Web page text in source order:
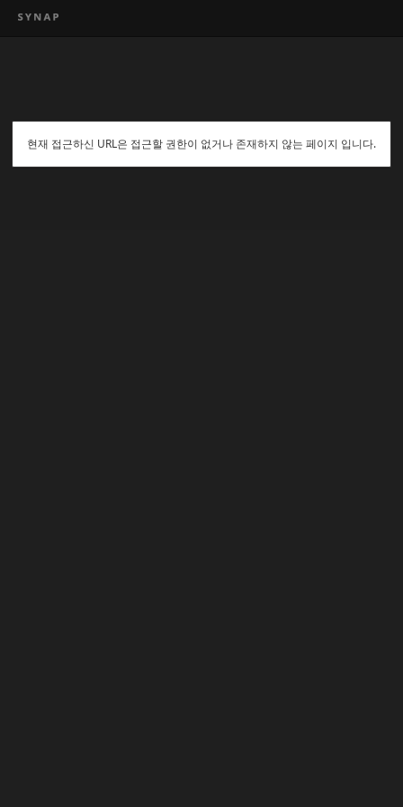
현재 접근하신 URL은 접근할 권한이 없거나 존재하지 않는 페이지 입니다.